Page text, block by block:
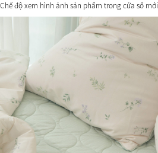
Chế độ xem hình ảnh sản phẩm trong cửa sổ mới